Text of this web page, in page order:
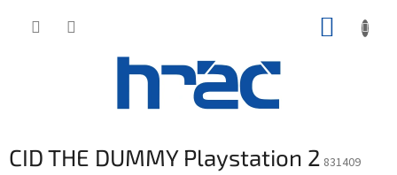
CID THE DUMMY Playstation 2 831409